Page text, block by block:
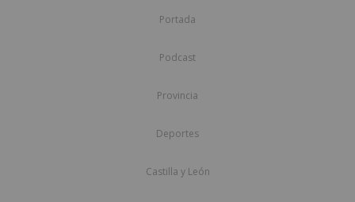
Portada
Podcast
Provincia
Deportes
Castilla y León